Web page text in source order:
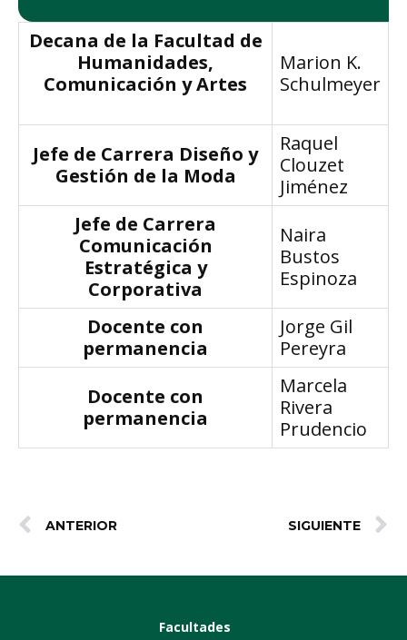
Decana de la Facultad de
Humanidades,
Comunicación y Artes
Marion K.
Schulmeyer
Jefe de Carrera Diseño y
Gestión de la Moda
Raquel
Clouzet
Jiménez
Jefe de Carrera
Comunicación
Estratégica y
Corporativa
Naira
Bustos
Espinoza
Docente con
permanencia
Jorge Gil
Pereyra
Docente con
permanencia
Marcela
Rivera
Prudencio
ANTERIOR SIGUIENTE
Facultades